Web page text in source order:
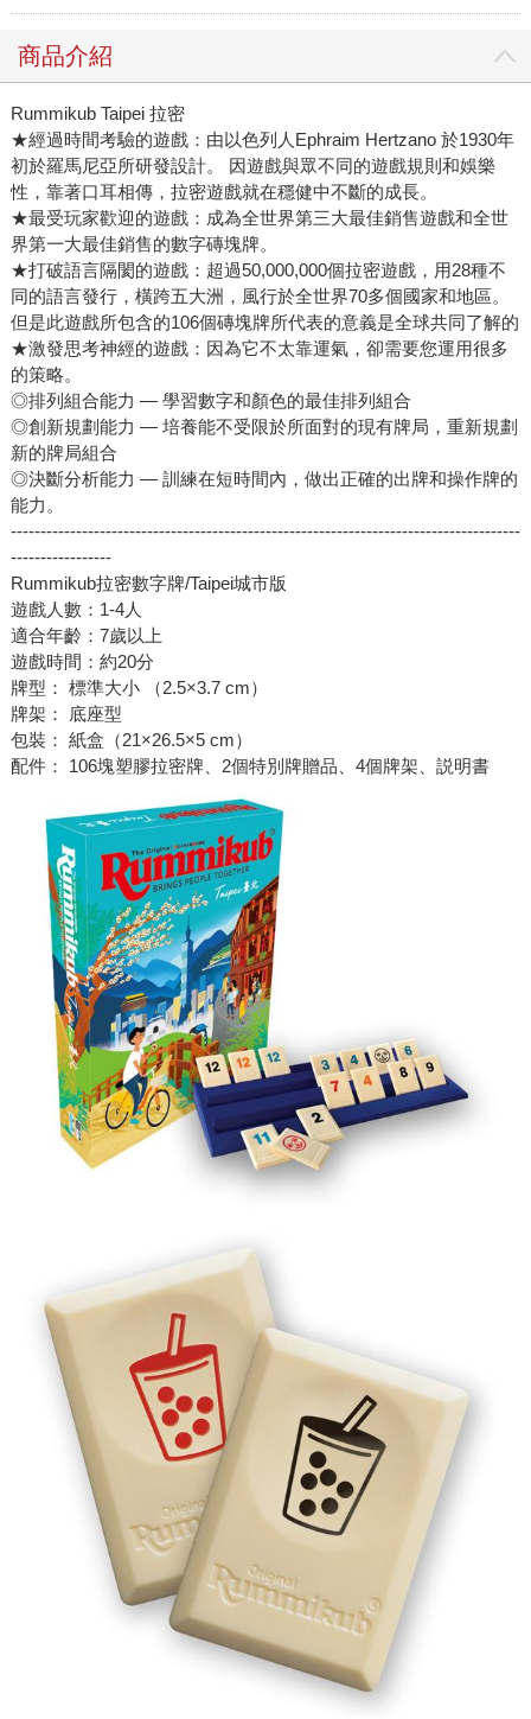
商品介紹
Rummikub Taipei 拉密
★經過時間考驗的遊戲：由以色列人Ephraim Hertzano 於1930年
初於羅馬尼亞所研發設計。 因遊戲與眾不同的遊戲規則和娛樂
性，靠著口耳相傳，拉密遊戲就在穩健中不斷的成長。
★最受玩家歡迎的遊戲：成為全世界第三大最佳銷售遊戲和全世
界第一大最佳銷售的數字磚塊牌。
★打破語言隔閡的遊戲：超過50,000,000個拉密遊戲，用28種不
同的語言發行，橫跨五大洲，風行於全世界70多個國家和地區。
但是此遊戲所包含的106個磚塊牌所代表的意義是全球共同了解的
★激發思考神經的遊戲：因為它不太靠運氣，卻需要您運用很多
的策略。
◎排列組合能力 — 學習數字和顏色的最佳排列組合
◎創新規劃能力 — 培養能不受限於所面對的現有牌局，重新規劃
新的牌局組合
◎決斷分析能力 — 訓練在短時間內，做出正確的出牌和操作牌的
能力。
--------------------------------------------------------------------------------------
-----------------
Rummikub拉密數字牌/Taipei城市版
遊戲人數：1-4人
適合年齡：7歲以上
遊戲時間：約20分
牌型： 標準大小 （2.5×3.7 cm）
牌架： 底座型
包裝： 紙盒（21×26.5×5 cm）
配件： 106塊塑膠拉密牌、2個特別牌贈品、4個牌架、説明書